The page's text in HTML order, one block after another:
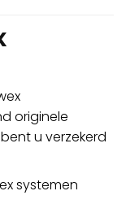
originele
u verzekerd
systemen